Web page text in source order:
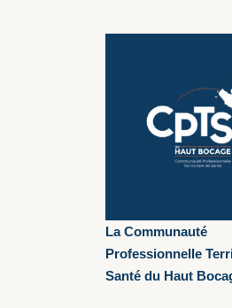
La Communauté
Professionnelle
Santé du Haut